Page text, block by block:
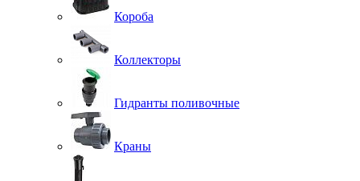
Короба
Коллекторы
Гидранты поливочные
Краны